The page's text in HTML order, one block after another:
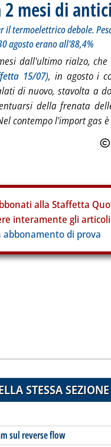
2 mesi di
il termoelettrico debole.
agosto erano all'88,4%
dall'ultimo rialzo,
15/07), in agosto i
di nuovo, stavolta a
della frenata
contempo l'import gas è
alla Staffetta
interamente gli
abbonamento di prova
STESSA SEZIONE
sul reverse flow